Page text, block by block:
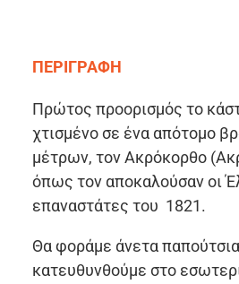
ΠΕΡΙΓΡΑΦΗ
Πρώτος προορισμός το
χτισμένο σε ένα απότομο
μέτρων, τον Ακρόκορθο
όπως τον αποκαλούσαν οι
επαναστάτες του 1821.
Θα φοράμε άνετα
κατευθυνθούμε στο